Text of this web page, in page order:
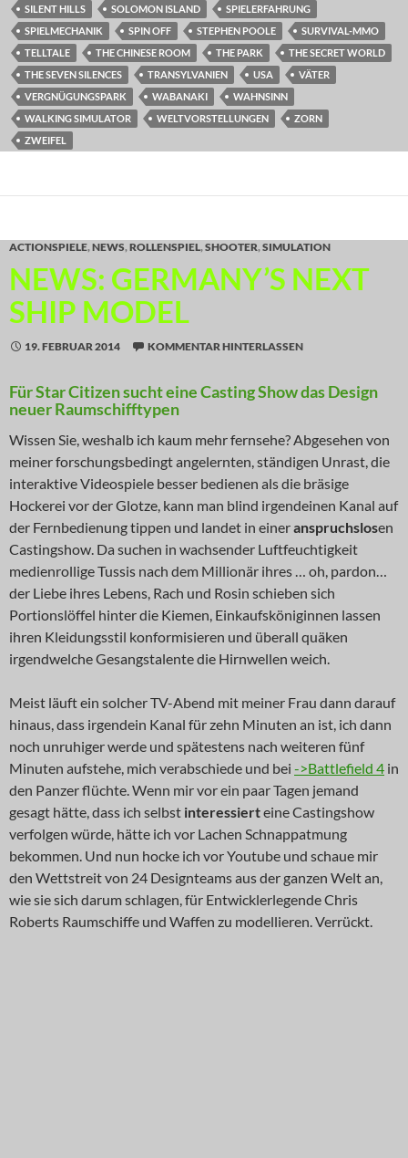
SILENT HILLS
SOLOMON ISLAND
SPIELERFAHRUNG
SPIELMECHANIK
SPIN OFF STEPHEN POOLE
SURVIVAL-MMO
TELLTALE
THE CHINESE ROOM THE PARK
THE SECRET WORLD
THE SEVEN SILENCES
TRANSYLVANIEN USA
VÄTER
VERGNÜGUNGSPARK
WABANAKI
WAHNSINN
WALKING SIMULATOR
WELTVORSTELLUNGEN
ZORN
ZWEIFEL
ACTIONSPIELE,NEWS,ROLLENSPIEL,SHOOTER,SIMULATION
NEWS: GERMANY’S NEXT
SHIP MODEL
19. FEBRUAR 2014 KOMMENTAR HINTERLASSEN
Für Star Citizen sucht eine Casting Show das Design
neuer Raumschifftypen
Wissen Sie, weshalb ich kaum mehr fernsehe? Abgesehen von
meiner forschungsbedingt angelernten, ständigen Unrast, die
interaktive Videospiele besser bedienen als die bräsige
Hockerei vor der Glotze, kann man blind irgendeinen Kanal auf
der Fernbedienung tippen und landet in eineranspruchslosen
Castingshow. Da suchen in wachsender Luftfeuchtigkeit
medienrollige Tussis nach dem Millionär ihres … oh, pardon…
der Liebe ihres Lebens, Rach und Rosin schieben sich
Portionslöffel hinter die Kiemen, Einkaufsköniginnen lassen
ihren Kleidungsstil konformisieren und überall quäken
irgendwelche Gesangstalente die Hirnwellen weich.
Meist läuft ein solcher TV-Abend mit meiner Frau dann darauf
hinaus, dass irgendein Kanal für zehn Minuten an ist, ich dann
noch unruhiger werde und spätestens nach weiteren fünf
Minuten aufstehe, mich verabschiede und bei ->Battlefield 4 in
den Panzer flüchte. Wenn mir vor ein paar Tagen jemand
gesagt hätte, dass ich selbst interessierteine Castingshow
verfolgen würde, hätte ich vor Lachen Schnappatmung
bekommen. Und nun hocke ich vor Youtube und schaue mir
den Wettstreit von 24 Designteams aus der ganzen Welt an,
wie sie sich darum schlagen, für Entwicklerlegende Chris
Roberts Raumschiffe und Waffen zu modellieren. Verrückt.